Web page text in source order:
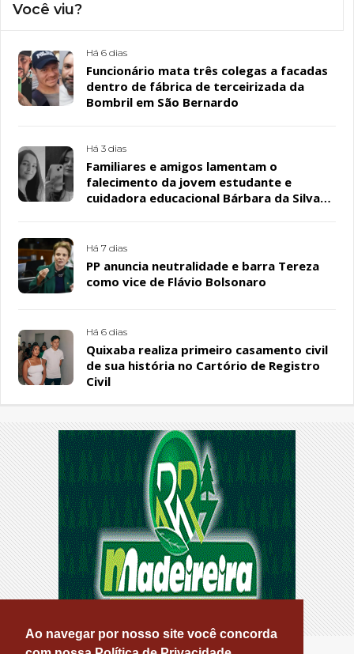
Ao navegar por nosso site você concorda
Você viu?
Há 6 dias
Funcionário mata três colegas a facadas
dentro de fábrica de terceirizada da
Bombril em São Bernardo
Há 3 dias
Familiares e amigos lamentam o
falecimento da jovem estudante e
cuidadora educacional Bárbara da Silva
Há 7 dias
PP anuncia neutralidade e barra Tereza
como vice de Flávio Bolsonaro
Há 6 dias
Quixaba realiza primeiro casamento civil
de sua história no Cartório de Registro
Civil